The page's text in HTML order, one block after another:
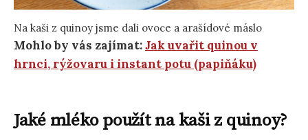
Na kaši z quinoy jsme dali ovoce a arašídové máslo
Mohlo by vás zajímat:Jak uvařit quinou v
hrnci, rýžovaru i instant potu (papiňáku)
Jaké mléko použít na kaši z quinoy?